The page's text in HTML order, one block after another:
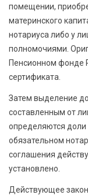
помещении,
материнского
нотариуса либо у
полномочиями.
Пенсионном фонде
сертификата.
Затем выделение
составленным от
определяются доли
обязательном
соглашения
установлено.
Действующее